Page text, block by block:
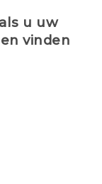
u uw
vinden